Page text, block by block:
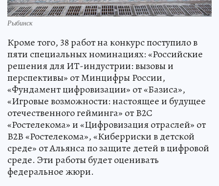
Рыбинск
Кроме того, 38 работ на конкурс поступило в
пяти специальных номинациях: «Российские
решения для ИТ-индустрии: вызовы и
перспективы» от Минцифры России,
«Фундамент цифровизации» от «Базиса»,
«Игровые возможности: настоящее и будущее
отечественного гейминга» от В2С
«Ростелекома» и «Цифровизация отраслей» от
В2В «Ростелекома», «Киберриски в детской
среде» от Альянса по защите детей в цифровой
среде. Эти работы будет оценивать
федеральное жюри.